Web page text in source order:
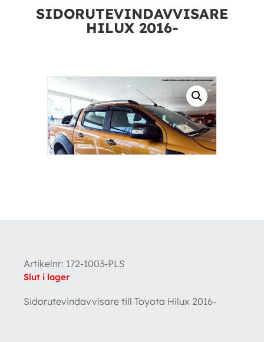
SIDORUTEVINDAVVISARE
HILUX 2016-
Artikelnr: 172-1003-PLS
Slut i lager
Sidorutevindavvisare till Toyota Hilux 2016-